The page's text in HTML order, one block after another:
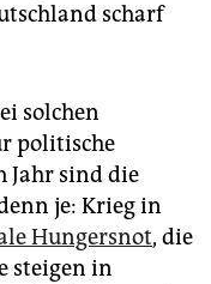
scharf
solchen
politische
Jahr sind die
je: Krieg in
Hungersnot, die
steigen in